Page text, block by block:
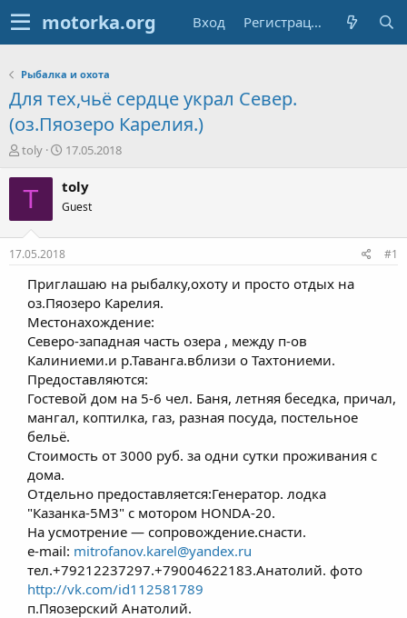
Вход Регистрация
Рыбалка и охота
Для тех,чьё сердце украл Север.
(оз.Пяозеро Карелия.)
А
т
о
е
м
ы
toly
Д
т
н
л
17.05.2018
T toly
Guest
17.05.2018 #1
Приглашаю на рыбалку,охоту и просто отдых на
оз.Пяозеро Карелия.
Местонахождение:
Северо-западная часть озера , между п-ов
Калиниеми.и р.Таванга.вблизи о Тахтониеми.
Предоставляются:
Гостевой дом на 5-6 чел. Баня, летняя беседка, причал,
мангал, коптилка, газ, разная посуда, постельное
бельё.
Стоимость от 3000 руб. за одни сутки проживания с
дома.
Отдельно предоставляется:Генератор. лодка
"Казанка-5М3" с мотором HONDA-20.
На усмотрение — сопровождение.снасти.
e-mail: mitrofanov.karel@yandex.ru
тел.+79212237297.+79004622183.Анатолий. фото
http://vk.com/id112581789
п.Пяозерский Анатолий.